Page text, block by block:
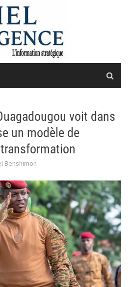
voit dans
un modèle de
Benshimon